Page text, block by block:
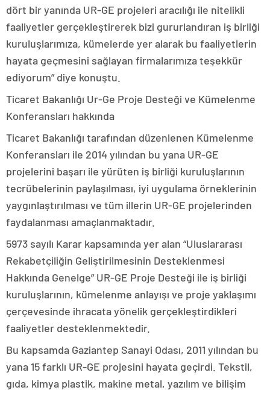
dört bir yanında UR-GE projeleri aracılığı ile nitelikli
faaliyetler gerçekleştirerek bizi gururlandıran iş birliği
kuruluşlarımıza, kümelerde yer alarak bu faaliyetlerin
hayata geçmesini sağlayan firmalarımıza teşekkür
ediyorum” diye konuştu.
Ticaret Bakanlığı Ur-Ge Proje Desteği ve Kümelenme
Konferansları hakkında
Ticaret Bakanlığı tarafından düzenlenen Kümelenme
Konferansları ile 2014 yılından bu yana UR-GE
projelerini başarı ile yürüten iş birliği kuruluşlarının
tecrübelerinin paylaşılması, iyi uygulama örneklerinin
yaygınlaştırılması ve tüm illerin UR-GE projelerinden
faydalanması amaçlanmaktadır.
5973 sayılı Karar kapsamında yer alan “Uluslararası
Rekabetçiliğin Geliştirilmesinin Desteklenmesi
Hakkında Genelge” UR-GE Proje Desteği ile iş birliği
kuruluşlarının, kümelenme anlayışı ve proje yaklaşımı
çerçevesinde ihracata yönelik gerçekleştirdikleri
faaliyetler desteklenmektedir.
Bu kapsamda Gaziantep Sanayi Odası, 2011 yılından bu
yana 15 farklı UR-GE projesini hayata geçirdi. Tekstil,
gıda, kimya plastik, makine metal, yazılım ve bilişim